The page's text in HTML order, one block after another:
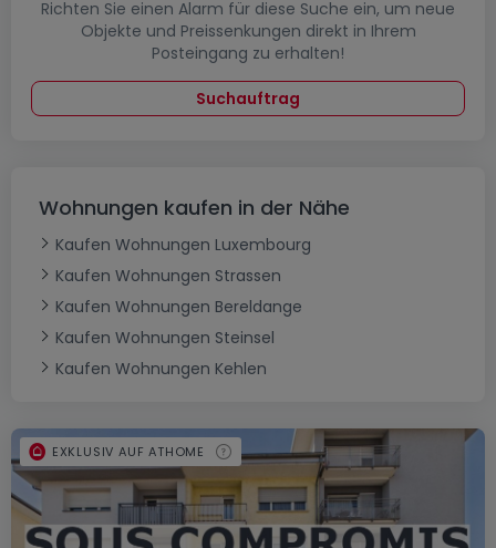
Richten Sie einen Alarm für diese Suche ein, um neue
Objekte und Preissenkungen direkt in Ihrem
Posteingang zu erhalten!
Suchauftrag
Wohnungen kaufen in der Nähe
Kaufen Wohnungen Luxembourg
Kaufen Wohnungen Strassen
Kaufen Wohnungen Bereldange
Kaufen Wohnungen Steinsel
Kaufen Wohnungen Kehlen
EXKLUSIV AUF ATHOME